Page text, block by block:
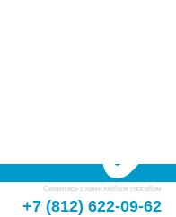
Свяжитесь с нами любым способом
+7 (812) 622-09-62